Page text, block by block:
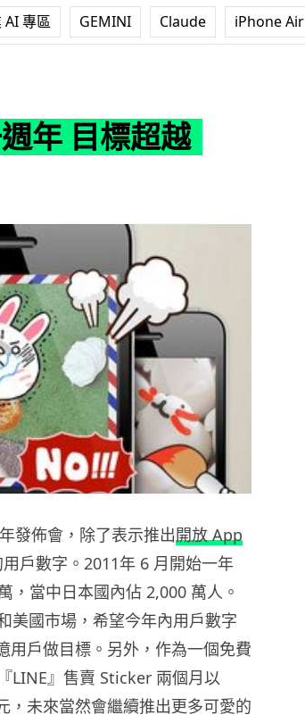
AI 專區 GEMINI Claude iPhone Air
年 目標超越
發佈會，除了表示推出開放 App
用戶數字。2011年 6 月開始一年
，當中日本國內佔 2,000 萬人。
美國市場，希望今年內用戶數字
用戶做目標。另外，作為一個免費
LINE』售賣 Sticker 兩個月以
，未來當然會繼續推出更多可愛的